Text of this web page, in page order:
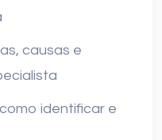
causas e
identificar e